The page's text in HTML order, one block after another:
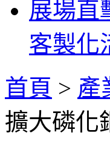
展場直
客製化
首頁 > 產
擴大磷化